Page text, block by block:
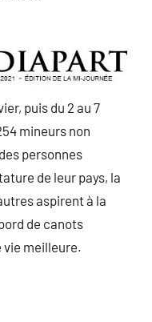
puis du 2 au 7
mineurs non
personnes
de leur pays, la
aspirent à la
de canots
vie meilleure.